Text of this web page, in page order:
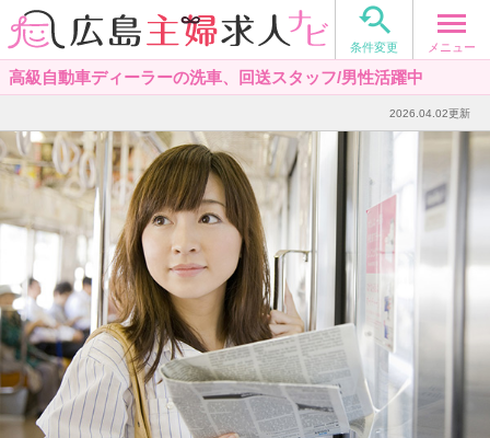

条件変更 メニュー
高級自動車ディーラーの洗車、回送スタッフ/男性活躍中
2026.04.02更新